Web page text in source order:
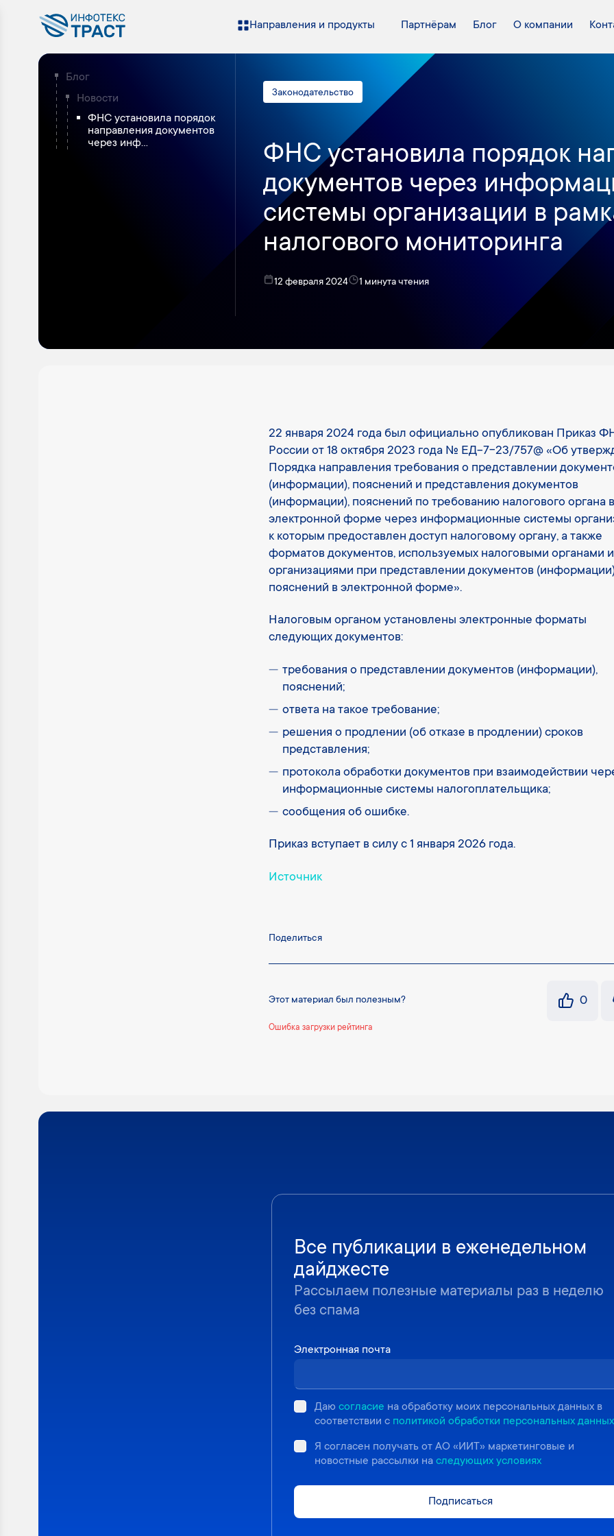
Направления и продукты Партнёрам Блог О компании
Блог
Новости
ФНС установила порядок
направления документов
через инф...
Законодательство
ФНС установила порядок
документов через
системы организации в
налогового мониторинга
12 февраля 2024 1 минута чтения
22 января 2024 года был официально опубликован Приказ
России от 18 октября 2023 года № ЕД-7-23/757@ «Об
Порядка направления требования о представлении
(информации), пояснений и представления документов
(информации), пояснений по требованию налогового органа в
электронной форме через информационные системы
к которым предоставлен доступ налоговому органу, а также
форматов документов, используемых налоговыми органами и
организациями при представлении документов
пояснений в электронной форме».
Налоговым органом установлены электронные форматы
следующих документов:
требования о представлении документов (информации),
пояснений;
ответа на такое требование;
решения о продлении (об отказе в продлении) сроков
представления;
протокола обработки документов при взаимодействии
информационные системы налогоплательщика;
сообщения об ошибке.
Приказ вступает в силу с 1 января 2026 года.
Источник
Поделиться
Этот материал был полезным? 0
Ошибка загрузки рейтинга
Все публикации в еженедельном
дайджесте
Рассылаем полезные материалы раз в неделю
без спама
Электронная почта
Даю согласие на обработку моих персональных данных в
соответствии с политикой обработки персональных данных
Я согласен получать от АО «ИИТ» маркетинговые и
новостные рассылки на следующих условиях
Подписаться